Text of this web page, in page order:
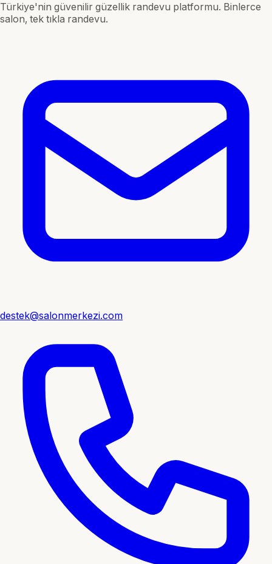
Türkiye'nin güvenilir güzellik randevu platformu. Binlerce
salon, tek tıkla randevu.
destek@salonmerkezi.com